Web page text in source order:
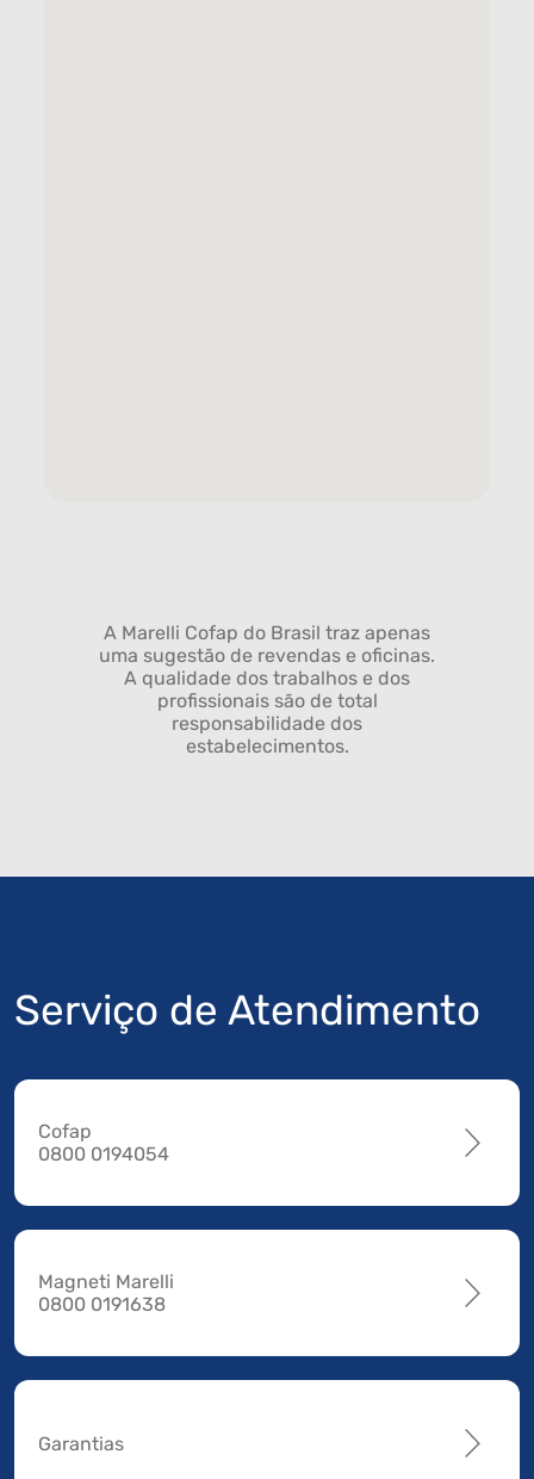
A Marelli Cofap do Brasil traz apenas
uma sugestão de revendas e oficinas.
A qualidade dos trabalhos e dos
profissionais são de total
responsabilidade dos
estabelecimentos.
Serviço de Atendimento
Cofap
0800 0194054
Magneti Marelli
0800 0191638
Garantias